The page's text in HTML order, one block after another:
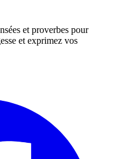
et proverbes pour
et exprimez vos